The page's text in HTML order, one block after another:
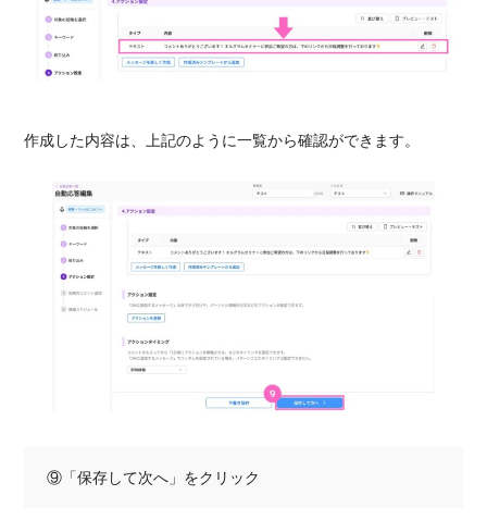
作成した内容は、上記のように一覧から確認ができます。
⑨「保存して次へ」をクリック